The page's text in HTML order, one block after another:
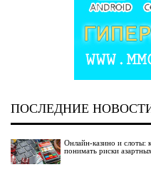
ПОСЛЕДНИЕ
Онлайн-казино и слоты:
понимать риски